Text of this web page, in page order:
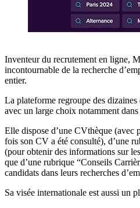
Inventeur du recrutement en ligne,
incontournable de la recherche
entier.
La plateforme regroupe des
avec un large choix notamment
Elle dispose d’une CVthèque (avec
fois son CV a été consulté), d’une
(pour obtenir des informations sur
que d’une rubrique “Conseils
candidats dans leurs recherches
Sa visée internationale est aussi un